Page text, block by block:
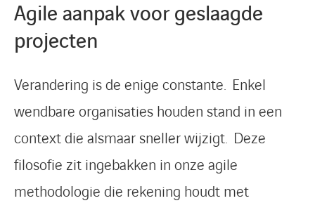
Agile aanpak voor geslaagde
projecten
Verandering is de enige constante. Enkel
wendbare organisaties houden stand in een
context die alsmaar sneller wijzigt. Deze
filosofie zit ingebakken in onze agile
methodologie die rekening houdt met